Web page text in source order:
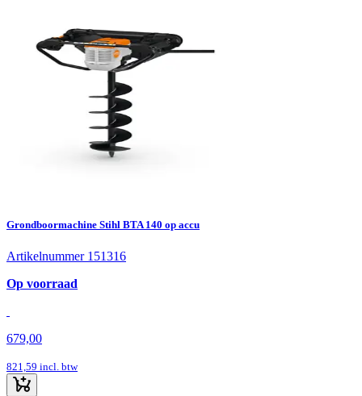
Grondboormachine Stihl BTA 140 op accu
Artikelnummer 151316
Op voorraad
679,00
821,59 incl. btw